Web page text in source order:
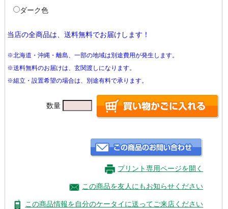
ダーク色
当店の全商品は、送料無料でお届けします！
※北海道・沖縄・離島、一部の地域は別途費用が発生します。
※送料無料のお届けは、玄関渡しになります。
※組立・設置希望の場合は、別途有料で承ります。
数量
プリント専用ページを開く
この商品を友人にもお知らせください
この商品情報を自分のケータイに送ってご来店ください